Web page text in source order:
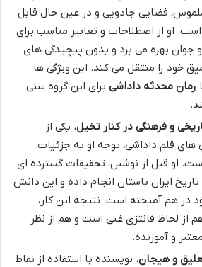
فضایی جادویی و در عین حال قابل
است. او از اصطلاحات و تعابیر مناسب برای
جوان بهره می برد و بدون پیچیدگی های
خود را منتقل می کند. این ویژگی ها
رمان محدثه داداشی برای این گروه سنی
و فرهنگی در کنار تخیل. یکی از
های قلم داداشی، توجه او به جزئیات
او قبل از نوشتن، تحقیقات گسترده ای
ایران باستان انجام داده و این دانش
در هم آمیخته است. نتیجه این کار،
از لحاظ فانتزی غنی است و هم از نظر
و آموزنده.
و هیجان. نویسنده با استفاده از نقاط